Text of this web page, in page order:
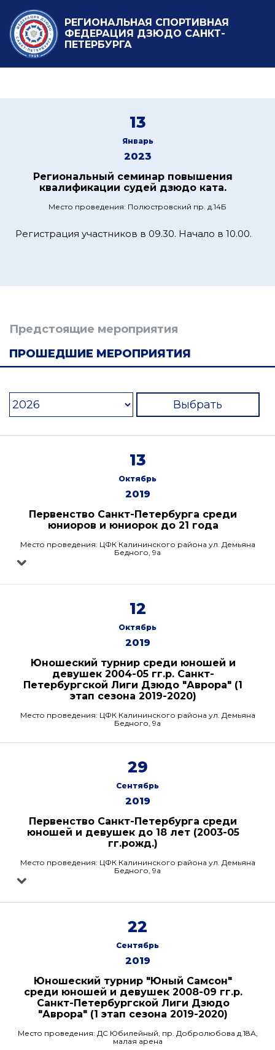
РЕГИОНАЛЬНАЯ СПОРТИВНАЯ
ФЕДЕРАЦИЯ ДЗЮДО САНКТ-
ПЕТЕРБУРГА
13
Январь
2023
Региональный семинар повышения
квалификации судей дзюдо ката.
Место проведения: Полюстровский пр. д.14Б
Регистрация участников в 09.30. Начало в 10.00.
Предстоящие мероприятия
ПРОШЕДШИЕ МЕРОПРИЯТИЯ
Выбрать
13
Октябрь
2019
Первенство Санкт-Петербурга среди
юниоров и юниорок до 21 года
Место проведения: ЦФК Калининского района ул. Демьяна
Бедного, 9а
12
Октябрь
2019
Юношеский турнир среди юношей и
девушек 2004-05 гг.р. Санкт-
Петербургской Лиги Дзюдо "Аврора" (1
этап сезона 2019-2020)
Место проведения: ЦФК Калининского района ул. Демьяна
Бедного, 9а
29
Сентябрь
2019
Первенство Санкт-Петербурга среди
юношей и девушек до 18 лет (2003-05
гг.рожд.)
Место проведения: ЦФК Калининского района ул. Демьяна
Бедного, 9а
22
Сентябрь
2019
Юношеский турнир "Юный Самсон"
среди юношей и девушек 2008-09 гг.р.
Санкт-Петербургской Лиги Дзюдо
"Аврора" (1 этап сезона 2019-2020)
Место проведения: ДС Юбилейный, пр. Добролюбова д.18А,
малая арена